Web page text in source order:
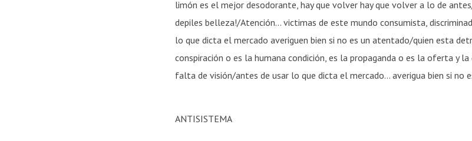
limón es el mejor desodorante, hay que volver hay que volver a lo de
depiles belleza!/Atención… victimas de este mundo consumista,
lo que dicta el mercado averiguen bien si no es un atentado/quien esta
conspiración o es la humana condición, es la propaganda o es la oferta y
falta de visión/antes de usar lo que dicta el mercado… averigua bien si no
ANTISISTEMA